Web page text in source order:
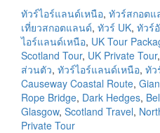
ทัวร์ไอร์แลนด์เหนือ, ทัวร์สกอตแ
เที่ยวสกอตแลนด์, ทัวร์ UK, ทัวร์
ไอร์แลนด์เหนือ, UK Tour
Scotland Tour, UK Private Tour,
ส่วนตัว, ทัวร์ไอร์แลนด์เหนือ, ทัว
Causeway Coastal Route,
Rope Bridge, Dark Hedges,
Glasgow, Scotland Travel,
Private Tour